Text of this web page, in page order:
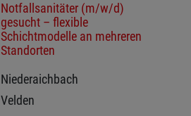
Notfallsanitäter (m/w/d)
gesucht – flexible
Schichtmodelle an mehreren
Standorten
Niederaichbach
Velden